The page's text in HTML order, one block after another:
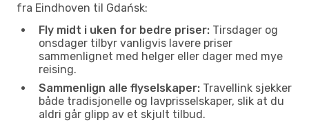
fra Eindhoven til Gdańsk:
Fly midt i uken for bedre priser: Tirsdager og
onsdager tilbyr vanligvis lavere priser
sammenlignet med helger eller dager med mye
reising.
Sammenlign alle flyselskaper: Travellink sjekker
både tradisjonelle og lavprisselskaper, slik at du
aldri går glipp av et skjult tilbud.